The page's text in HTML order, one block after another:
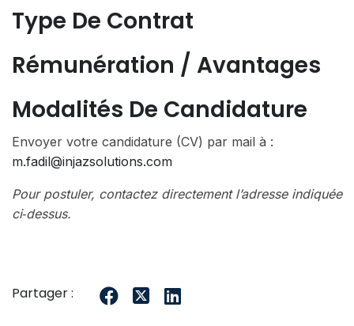
Type De Contrat
Rémunération / Avantages
Modalités De Candidature
Envoyer votre candidature (CV) par mail à :
m.fadil@injazsolutions.com
Pour postuler, contactez directement l’adresse indiquée
ci‑dessus.
Partager :